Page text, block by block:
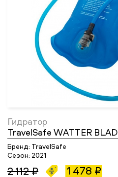
Гидратор
TravelSafe WATTER
Бренд: TravelSafe
Сезон: 2021
2 112 ₽ 1 478 ₽